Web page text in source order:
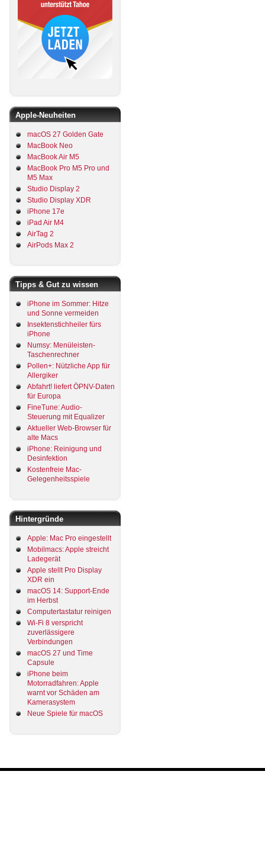
Apple-Neuheiten
macOS 27 Golden Gate
MacBook Neo
MacBook Air M5
MacBook Pro M5 Pro und
M5 Max
Studio Display 2
Studio Display XDR
iPhone 17e
iPad Air M4
AirTag 2
AirPods Max 2
Tipps & Gut zu wissen
iPhone im Sommer: Hitze
und Sonne vermeiden
Insektenstichheiler fürs
iPhone
Numsy: Menüleisten-
Taschenrechner
Pollen+: Nützliche App für
Allergiker
Abfahrt! liefert ÖPNV-Daten
für Europa
FineTune: Audio-
Steuerung mit Equalizer
Aktueller Web-Browser für
alte Macs
iPhone: Reinigung und
Desinfektion
Kostenfreie Mac-
Gelegenheitsspiele
Hintergründe
Apple: Mac Pro eingestellt
Mobilmacs: Apple streicht
Ladegerät
Apple stellt Pro Display
XDR ein
macOS 14: Support-Ende
im Herbst
Computertastatur reinigen
Wi-Fi 8 verspricht
zuverlässigere
Verbindungen
macOS 27 und Time
Capsule
iPhone beim
Motorradfahren: Apple
warnt vor Schäden am
Kamerasystem
Neue Spiele für macOS